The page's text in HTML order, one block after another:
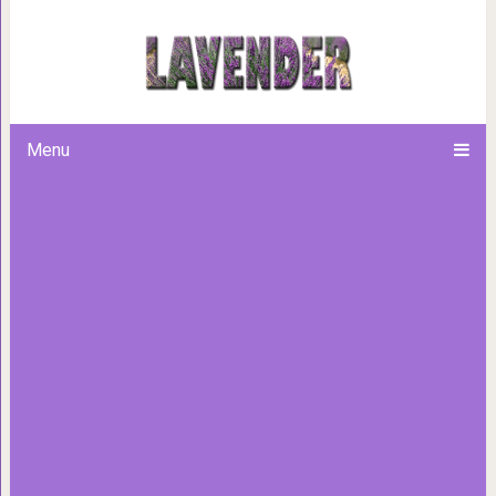
Menu
Если вы не отпустите